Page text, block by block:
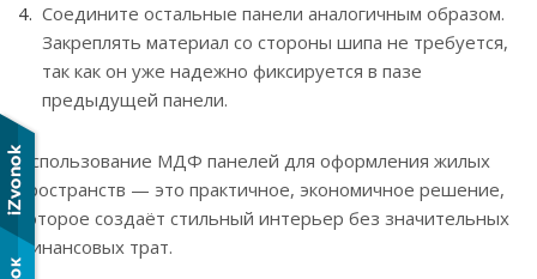
Соедините остальные панели аналогичным образом.
Закреплять материал со стороны шипа не требуется,
так как он уже надежно фиксируется в пазе
предыдущей панели.
Использование МДФ панелей для оформления жилых
пространств — это практичное, экономичное решение,
которое создаёт стильный интерьер без значительных
финансовых трат.